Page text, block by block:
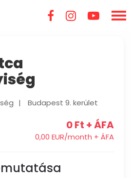
|
Budapest 9. kerület
0 Ft + ÁFA
0,00 EUR/month + ÁFA